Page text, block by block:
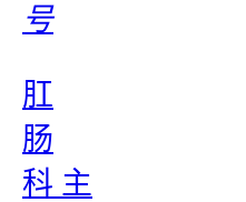
号
肛
肠
科 主